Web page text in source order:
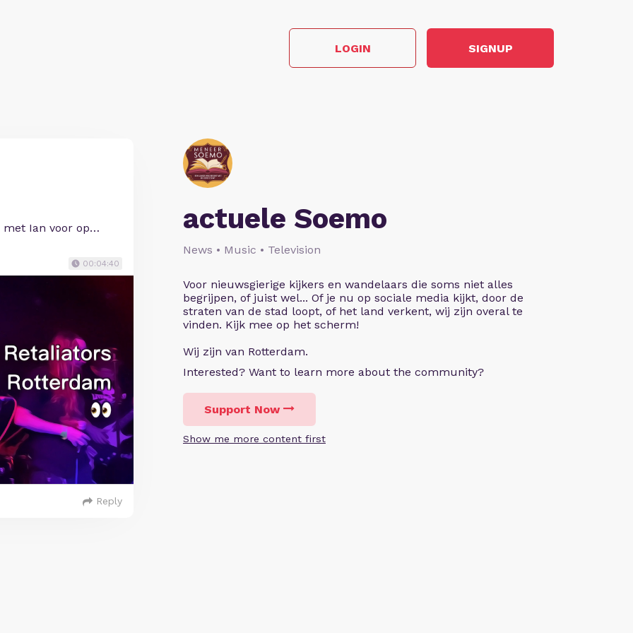
LOGIN SIGNUP
actuele Soemo
News • Music • Television
Voor nieuwsgierige kijkers en wandelaars die soms niet alles
begrijpen, of juist wel... Of je nu op sociale media kijkt, door de
straten van de stad loopt, of het land verkent, wij zijn overal te
vinden. Kijk mee op het scherm!
Wij zijn van Rotterdam.
Interested? Want to learn more about the community?
Support Now
Show me more content first
met Ian voor op…
00:04:40
Reply